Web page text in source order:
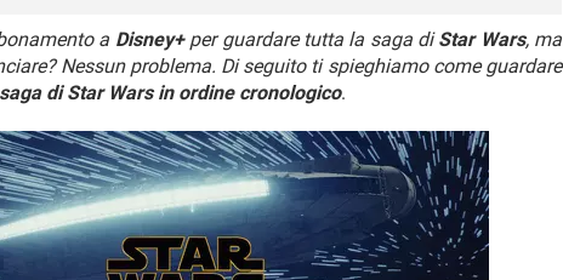
a Disney+per guardare tutta la saga diStar Wars, ma
Nessun problema. Di seguito ti spieghiamo come guardare
di Star Wars in ordine cronologico.